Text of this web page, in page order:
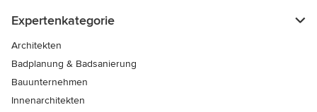
Expertenkategorie
Architekten
Badplanung & Badsanierung
Bauunternehmen
Innenarchitekten